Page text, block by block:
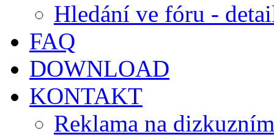
Hledání ve fóru -
FAQ
DOWNLOAD
KONTAKT
Reklama na